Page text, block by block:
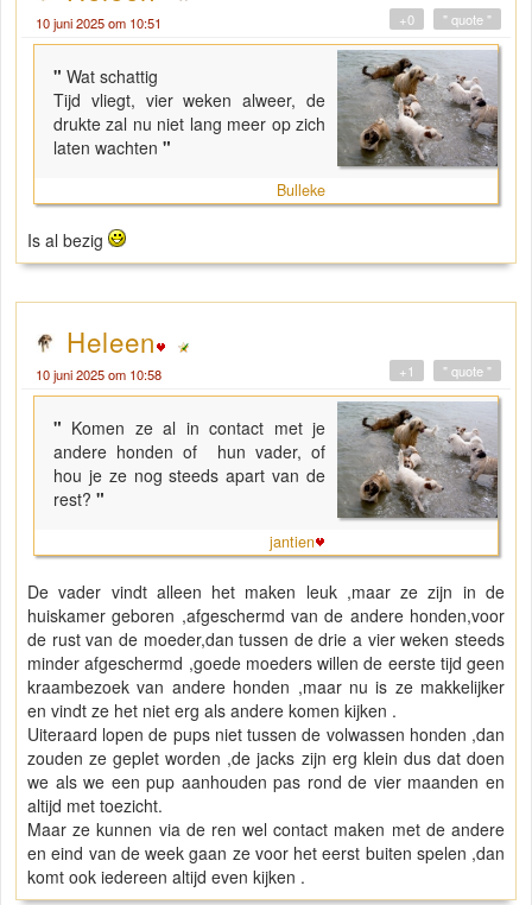
10 juni 2025 om 10:51 " quote "
+0
" Wat schattig
Tijd vliegt, vier weken alweer, de
drukte zal nu niet lang meer op zich
laten wachten "
Bulleke
Is al bezig
Heleen
10 juni 2025 om 10:58 " quote "
+1
" Komen ze al in contact met je
andere honden of hun vader, of
hou je ze nog steeds apart van de
rest? "
jantien
De vader vindt alleen het maken leuk ,maar ze zijn in de
huiskamer geboren ,afgeschermd van de andere honden,voor
de rust van de moeder,dan tussen de drie a vier weken steeds
minder afgeschermd ,goede moeders willen de eerste tijd geen
kraambezoek van andere honden ,maar nu is ze makkelijker
en vindt ze het niet erg als andere komen kijken .
Uiteraard lopen de pups niet tussen de volwassen honden ,dan
zouden ze geplet worden ,de jacks zijn erg klein dus dat doen
we als we een pup aanhouden pas rond de vier maanden en
altijd met toezicht.
Maar ze kunnen via de ren wel contact maken met de andere
en eind van de week gaan ze voor het eerst buiten spelen ,dan
komt ook iedereen altijd even kijken .